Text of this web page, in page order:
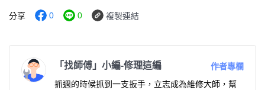
分享 0 0 複製連結
「找師傅」小編-修理這編
作者專欄
抓週的時候抓到一支扳手，立志成為維修大師，幫